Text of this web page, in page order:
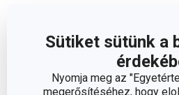
Sütiket sütünk a
Nyomja meg az
megerősítéséhez, hogy
mézzel.
Miért érdemes